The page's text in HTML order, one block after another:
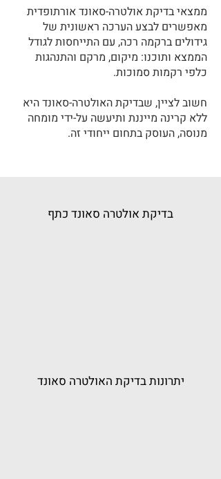
ממצאי בדיקת אולטרה-סאונד אורתופדית
מאפשרים לבצע הערכה ראשונית של
גידולים ברקמה רכה, עם התייחסות לגודל
הממצא ותוכנו: מיקום, מרקם והתנהגות
כלפי רקמות סמוכות.
חשוב לציין, שבדיקת האולטרה-סאונד היא
ללא קרינה מייננת ותיעשה על-ידי מומחה
מנוסה, העוסק בתחום ייחודי זה.
בדיקת אולטרה סאונד כתף
יתרונות בדיקת האולטרה סאונד